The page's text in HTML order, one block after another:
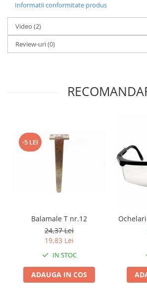
Proiectoare & lampi de lucru
Veioze si Lampi
Cantarire
Cantare comerciale
Instalatii sanitare
Articole si accesorii pentru baie
Baterii bucatarie
Baterii lavoar
Chiuvete bucatarie compozit
Chiuvete inox
Coloane de dus
Robineti
Scari
Informatii conformitate produs
Video (2)
Review-uri(0)
-5 LEI
Balamale T nr.12
24,37 Lei
19,83 Lei
IN STOC
ADAUGA IN COS